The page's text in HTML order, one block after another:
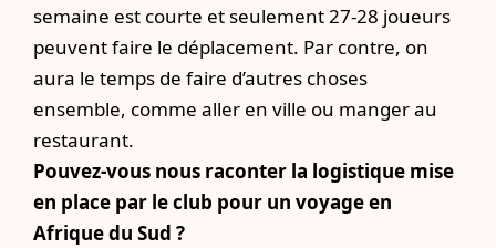
semaine est courte et seulement 27-28 joueurs
peuvent faire le déplacement. Par contre, on
aura le temps de faire d’autres choses
ensemble, comme aller en ville ou manger au
restaurant.
Pouvez-vous nous raconter la logistique mise
en place par le club pour un voyage en
Afrique du Sud ?